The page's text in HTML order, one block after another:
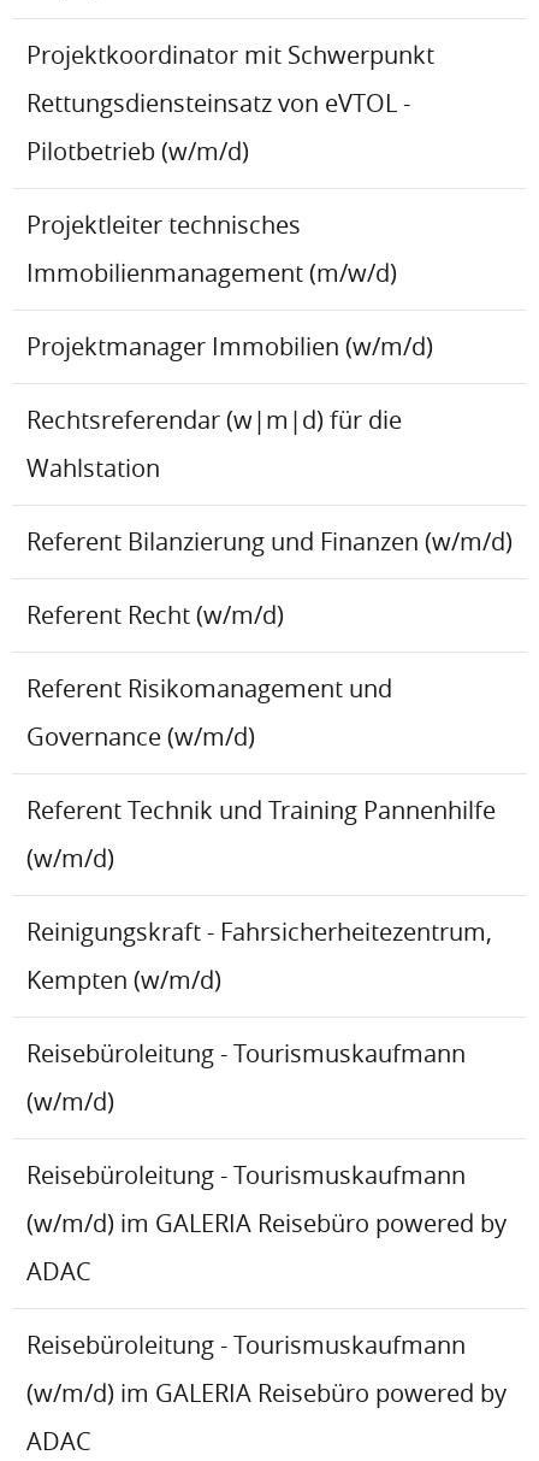
Projektkoordinator mit Schwerpunkt
Rettungsdiensteinsatz von eVTOL -
Pilotbetrieb (w/m/d)
Projektleiter technisches
Immobilienmanagement (m/w/d)
Projektmanager Immobilien (w/m/d)
Rechtsreferendar (w|m|d) für die
Wahlstation
Referent Bilanzierung und Finanzen (w/m/d)
Referent Recht (w/m/d)
Referent Risikomanagement und
Governance (w/m/d)
Referent Technik und Training Pannenhilfe
(w/m/d)
Reinigungskraft - Fahrsicherheitezentrum,
Kempten (w/m/d)
Reisebüroleitung - Tourismuskaufmann
(w/m/d)
Reisebüroleitung - Tourismuskaufmann
(w/m/d) im GALERIA Reisebüro powered by
ADAC
Reisebüroleitung - Tourismuskaufmann
(w/m/d) im GALERIA Reisebüro powered by
ADAC